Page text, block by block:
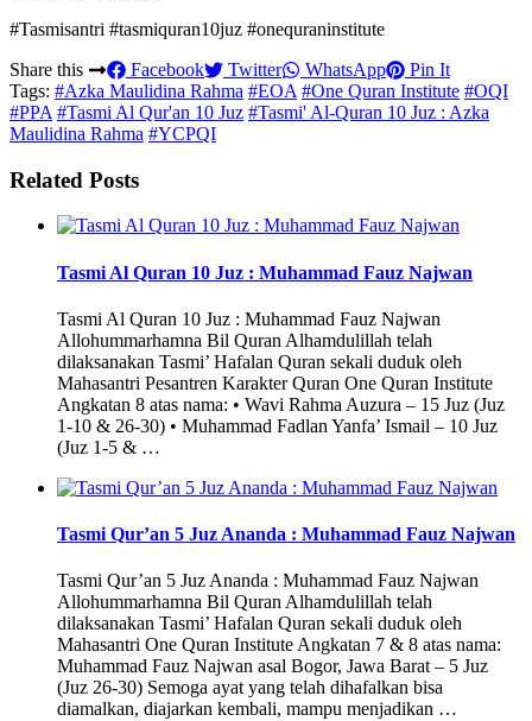
#Tasmisantri #tasmiquran10juz #onequraninstitute
Share this
Facebook Twitter WhatsApp
Pin It
Tags: #Azka Maulidina Rahma #EOA #One Quran Institute #OQI
#PPA #Tasmi Al Qur'an 10 Juz #Tasmi' Al-Quran 10 Juz : Azka
Maulidina Rahma #YCPQI
Related Posts
Tasmi Al Quran 10 Juz : Muhammad Fauz Najwan
Tasmi Al Quran 10 Juz : Muhammad Fauz Najwan
Allohummarhamna Bil Quran Alhamdulillah telah
dilaksanakan Tasmi’ Hafalan Quran sekali duduk oleh
Mahasantri Pesantren Karakter Quran One Quran Institute
Angkatan 8 atas nama: • Wavi Rahma Auzura – 15 Juz (Juz
1-10 & 26-30) • Muhammad Fadlan Yanfa’ Ismail – 10 Juz
(Juz 1-5 & …
Tasmi Qur’an 5 Juz Ananda : Muhammad Fauz Najwan
Tasmi Qur’an 5 Juz Ananda : Muhammad Fauz Najwan
Allohummarhamna Bil Quran Alhamdulillah telah
dilaksanakan Tasmi’ Hafalan Quran sekali duduk oleh
Mahasantri One Quran Institute Angkatan 7 & 8 atas nama:
Muhammad Fauz Najwan asal Bogor, Jawa Barat – 5 Juz
(Juz 26-30) Semoga ayat yang telah dihafalkan bisa
diamalkan, diajarkan kembali, mampu menjadikan …